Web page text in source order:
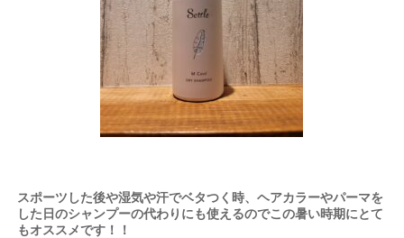
スポーツした後や湿気や汗でベタつく時、ヘアカラーやパーマを
した日のシャンプーの代わりにも使えるのでこの暑い時期にとて
もオススメです！！